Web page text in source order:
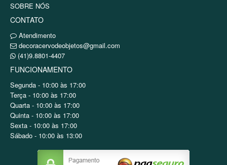
SOBRE NÓS
CONTATO
Atendimento
decoracervodeobjetos@gmail.com
(41)9.8801-4407
FUNCIONAMENTO
Segunda - 10:00 às 17:00
Terça - 10:00 às 17:00
Quarta - 10:00 às 17:00
Quinta - 10:00 às 17:00
Sexta - 10:00 às 17:00
Sábado - 10:00 às 13:00